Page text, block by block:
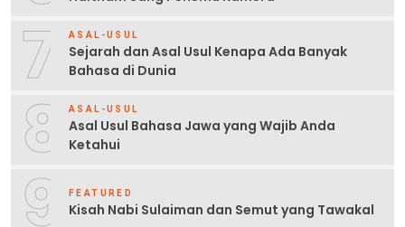
7 ASAL-USUL
Sejarah dan Asal Usul Kenapa Ada Banyak
Bahasa di Dunia
8 ASAL-USUL
Asal Usul Bahasa Jawa yang Wajib Anda
Ketahui
9 FEATURED
Kisah Nabi Sulaiman dan Semut yang Tawakal